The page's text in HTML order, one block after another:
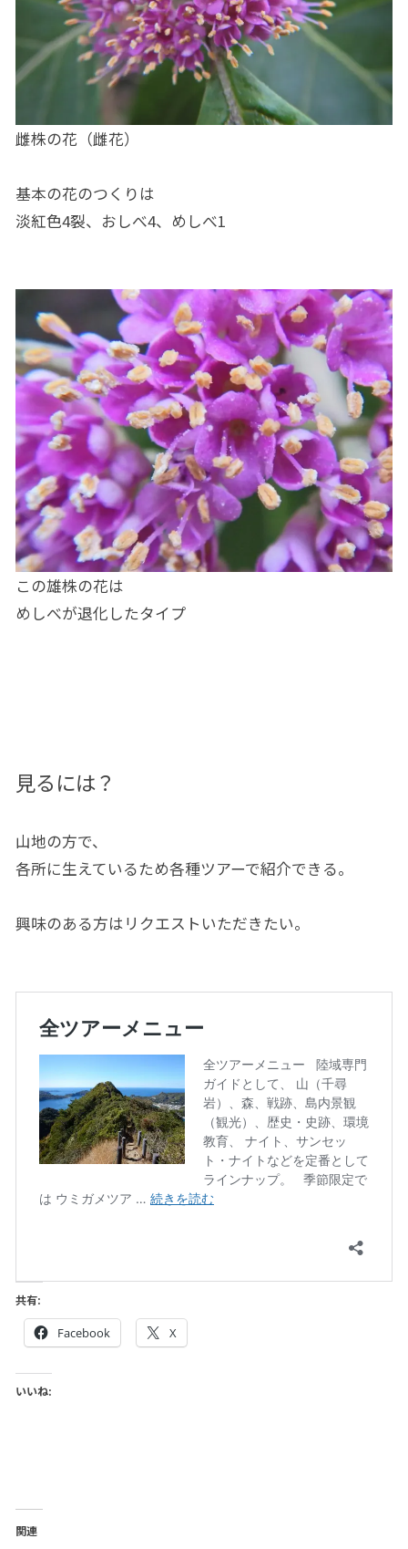
雌株の花（雌花）
基本の花のつくりは
淡紅色4裂、おしべ4、めしべ1
この雄株の花は
めしべが退化したタイプ
見るには？
山地の方で、
各所に生えているため各種ツアーで紹介できる。
興味のある方はリクエストいただきたい。
共有:
Facebook X
いいね:
関連